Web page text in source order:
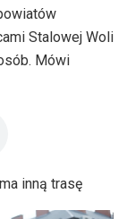
Stalowej Woli
Mówi
inną trasę